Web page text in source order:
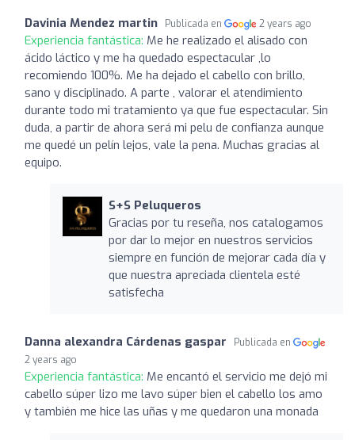
Davinia Mendez martin Publicada en 2 years ago
Experiencia fantástica: Me he realizado el alisado con
ácido láctico y me ha quedado espectacular ,lo
recomiendo 100%. Me ha dejado el cabello con brillo,
sano y disciplinado. A parte , valorar el atendimiento
durante todo mi tratamiento ya que fue espectacular. Sin
duda, a partir de ahora será mi pelu de confianza aunque
me quedé un pelín lejos, vale la pena. Muchas gracias al
equipo.
S+S Peluqueros
Gracias por tu reseña, nos catalogamos
por dar lo mejor en nuestros servicios
siempre en función de mejorar cada día y
que nuestra apreciada clientela esté
satisfecha
Danna alexandra Cárdenas gaspar
Publicada en
2 years ago
Experiencia fantástica: Me encantó el servicio me dejó mi
cabello súper lizo me lavo súper bien el cabello los amo
y también me hice las uñas y me quedaron una monada